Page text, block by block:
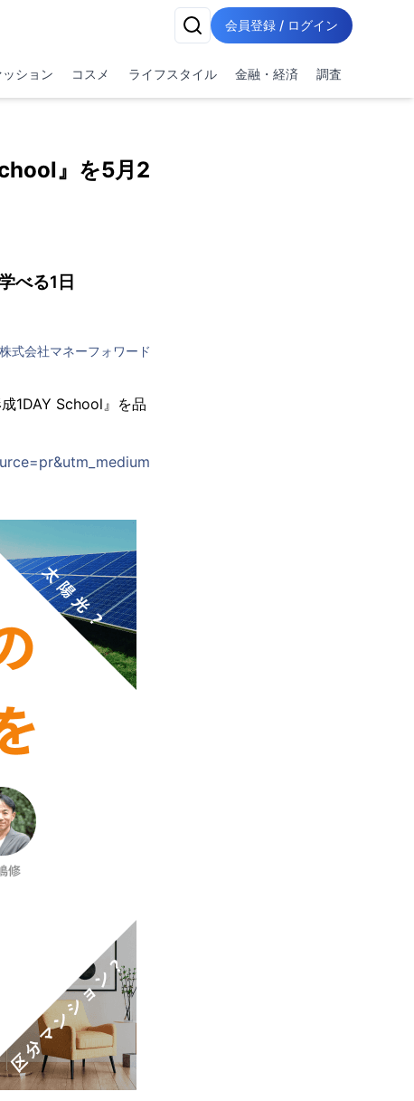
会員登録 / ログイン
ッション コスメ ライフスタイル 金融・経済 調査
』を5月2
べる1日
株式会社マネーフォワード
1DAY School』を品